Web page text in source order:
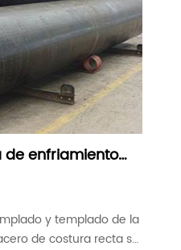
de enfriamiento
costura recta
y templado de la
de costura recta se